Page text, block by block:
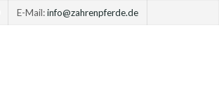
E-Mail:info@zahrenpferde.de